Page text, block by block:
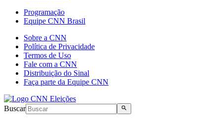
Programação
Equipe CNN Brasil
Sobre a CNN
Política de Privacidade
Termos de Uso
Fale com a CNN
Distribuição do Sinal
Faça parte da Equipe CNN
Buscar